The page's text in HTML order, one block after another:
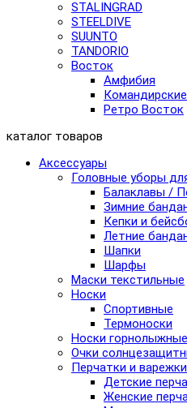
STALINGRAD
STEELDIVE
SUUNTO
TANDORIO
Восток
Амфибия
Командирские
Ретро Восток
каталог товаров
Аксессуары
Головные уборы
Балаклавы /
Зимние
Кепки и
Летние
Шапки
Шарфы
Маски текстильные
Носки
Спортивные
Термоноски
Носки
Очки
Перчатки и варежки
Детские
Женские